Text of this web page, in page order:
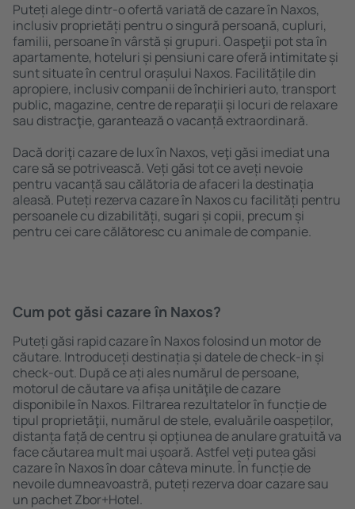
Puteți alege dintr-o ofertă variată de cazare în Naxos,
inclusiv proprietăți pentru o singură persoană, cupluri,
familii, persoane ȋn vârstă și grupuri. Oaspeţii pot sta în
apartamente, hoteluri și pensiuni care oferă intimitate și
sunt situate în centrul orașului Naxos. Facilitățile din
apropiere, inclusiv companii de închirieri auto, transport
public, magazine, centre de reparaţii și locuri de relaxare
sau distracţie, garantează o vacanță extraordinară.
Dacă doriţi cazare de lux în Naxos, veţi găsi imediat una
care să se potrivească. Veți găsi tot ce aveți nevoie
pentru vacanță sau călătoria de afaceri la destinația
aleasă. Puteți rezerva cazare în Naxos cu facilități pentru
persoanele cu dizabilități, sugari și copii, precum și
pentru cei care călătoresc cu animale de companie.
Cum pot găsi cazare în Naxos?
Puteți găsi rapid cazare în Naxos folosind un motor de
căutare. Introduceți destinația și datele de check-in și
check-out. După ce ați ales numărul de persoane,
motorul de căutare va afișa unităţile de cazare
disponibile în Naxos. Filtrarea rezultatelor în funcție de
tipul proprietăţii, numărul de stele, evaluările oaspeților,
distanța față de centru și opțiunea de anulare gratuită va
face căutarea mult mai ușoară. Astfel veți putea găsi
cazare în Naxos în doar câteva minute. În funcție de
nevoile dumneavoastră, puteți rezerva doar cazare sau
un pachet Zbor+Hotel.